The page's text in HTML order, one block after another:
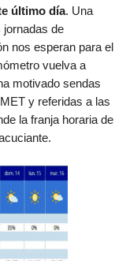
último día. Una
de
nos esperan para el
vuelva a
motivado sendas
y referidas a las
la franja horaria de